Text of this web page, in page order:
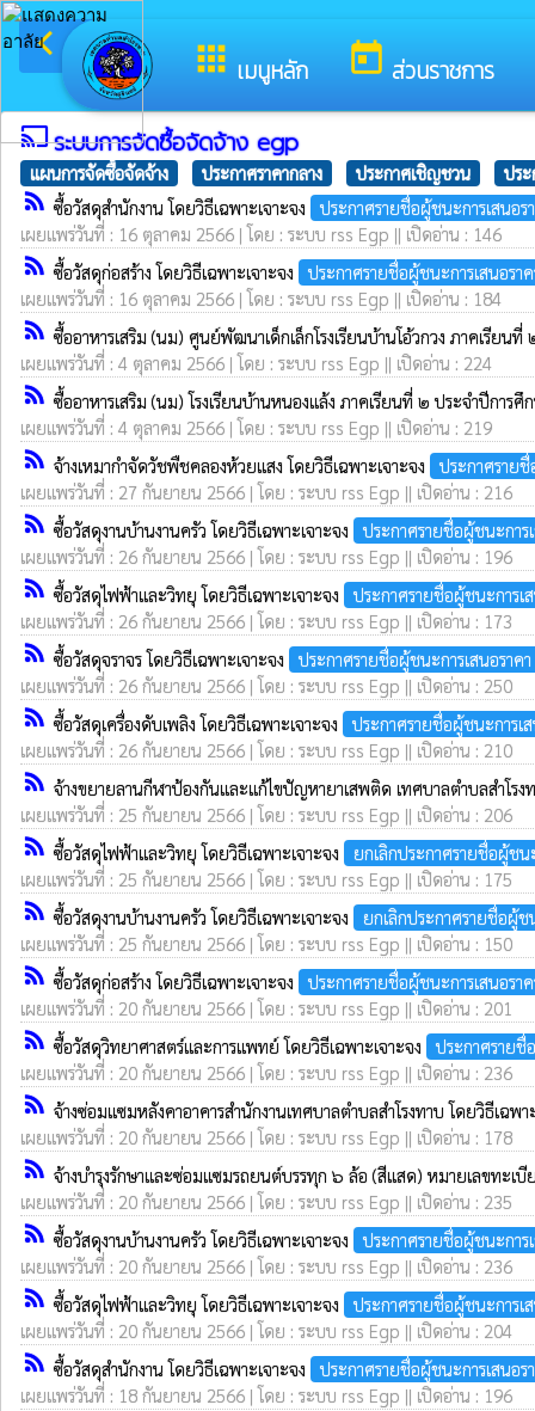
apps เมนูหลัก today ส่วนราชการ
arrow_back_ios กลับเมนูหลัก
castระบบการจัดซื้อจัดจ้าง egp
แผนการจัดซื้อจัดจ้าง ประกาศราคากลาง ประกาศเชิญชวน ประ
rss_feed ซื้อวัสดุสำนักงาน โดยวิธีเฉพาะเจาะจง
ประกาศรายชื่อผู้ชนะการเสนอร
เผยแพร่วันที่ : 16 ตุลาคม 2566 | โดย : ระบบ rss Egp || เปิดอ่าน : 146
rss_feed ซื้อวัสดุก่อสร้าง โดยวิธีเฉพาะเจาะจง
ประกาศรายชื่อผู้ชนะการเสนอรา
เผยแพร่วันที่ : 16 ตุลาคม 2566 | โดย : ระบบ rss Egp || เปิดอ่าน : 184
rss_feed ซื้ออาหารเสริม (นม) ศูนย์พัฒนาเด็กเล็กโรงเรียนบ้านโอ้วกวง ภาคเรี
เผยแพร่วันที่ : 4 ตุลาคม 2566 | โดย : ระบบ rss Egp || เปิดอ่าน : 224
rss_feed ซื้ออาหารเสริม (นม) โรงเรียนบ้านหนองแล้ง ภาคเรียนที่ ๒ ประจำปีก
เผยแพร่วันที่ : 4 ตุลาคม 2566 | โดย : ระบบ rss Egp || เปิดอ่าน : 219
rss_feed จ้างเหมากำจัดวัชพืชคลองห้วยแสง โดยวิธีเฉพาะเจาะจง
ประกาศรายชื่
เผยแพร่วันที่ : 27 กันยายน 2566 | โดย : ระบบ rss Egp || เปิดอ่าน : 216
rss_feed ซื้อวัสดุงานบ้านงานครัว โดยวิธีเฉพาะเจาะจง
ประกาศรายชื่อผู้ชนะการ
เผยแพร่วันที่ : 26 กันยายน 2566 | โดย : ระบบ rss Egp || เปิดอ่าน : 196
rss_feed ซื้อวัสดุไฟฟ้าและวิทยุ โดยวิธีเฉพาะเจาะจง
ประกาศรายชื่อผู้ชนะการเ
เผยแพร่วันที่ : 26 กันยายน 2566 | โดย : ระบบ rss Egp || เปิดอ่าน : 173
rss_feed ซื้อวัสดุจราจร โดยวิธีเฉพาะเจาะจง
ประกาศรายชื่อผู้ชนะการเสนอราคา
เผยแพร่วันที่ : 26 กันยายน 2566 | โดย : ระบบ rss Egp || เปิดอ่าน : 250
rss_feed ซื้อวัสดุเครื่องดับเพลิง โดยวิธีเฉพาะเจาะจง
ประกาศรายชื่อผู้ชนะการเ
เผยแพร่วันที่ : 26 กันยายน 2566 | โดย : ระบบ rss Egp || เปิดอ่าน : 210
rss_feed จ้างขยายลานกีฬาป้องกันและแก้ไขปัญหายาเสพติด เทศบาลตำบลสำโรง
เผยแพร่วันที่ : 25 กันยายน 2566 | โดย : ระบบ rss Egp || เปิดอ่าน : 206
rss_feed ซื้อวัสดุไฟฟ้าและวิทยุ โดยวิธีเฉพาะเจาะจง
ยกเลิกประกาศรายชื่อผู้ชน
เผยแพร่วันที่ : 25 กันยายน 2566 | โดย : ระบบ rss Egp || เปิดอ่าน : 175
rss_feed ซื้อวัสดุงานบ้านงานครัว โดยวิธีเฉพาะเจาะจง
ยกเลิกประกาศรายชื่อผู้ช
เผยแพร่วันที่ : 25 กันยายน 2566 | โดย : ระบบ rss Egp || เปิดอ่าน : 150
rss_feed ซื้อวัสดุก่อสร้าง โดยวิธีเฉพาะเจาะจง
ประกาศรายชื่อผู้ชนะการเสนอรา
เผยแพร่วันที่ : 20 กันยายน 2566 | โดย : ระบบ rss Egp || เปิดอ่าน : 201
rss_feed ซื้อวัสดุวิทยาศาสตร์และการแพทย์ โดยวิธีเฉพาะเจาะจง
ประกาศรายชื่
เผยแพร่วันที่ : 20 กันยายน 2566 | โดย : ระบบ rss Egp || เปิดอ่าน : 236
rss_feed จ้างซ่อมแซมหลังคาอาคารสำนักงานเทศบาลตำบลสำโรงทาบ โดยวิธีเฉพา
เผยแพร่วันที่ : 20 กันยายน 2566 | โดย : ระบบ rss Egp || เปิดอ่าน : 178
rss_feed จ้างบำรุงรักษาและซ่อมแซมรถยนต์บรรทุก ๖ ล้อ (สีแสด) หมายเลขทะเ
เผยแพร่วันที่ : 20 กันยายน 2566 | โดย : ระบบ rss Egp || เปิดอ่าน : 235
rss_feed ซื้อวัสดุงานบ้านงานครัว โดยวิธีเฉพาะเจาะจง
ประกาศรายชื่อผู้ชนะการ
เผยแพร่วันที่ : 20 กันยายน 2566 | โดย : ระบบ rss Egp || เปิดอ่าน : 236
rss_feed ซื้อวัสดุไฟฟ้าและวิทยุ โดยวิธีเฉพาะเจาะจง
ประกาศรายชื่อผู้ชนะการเ
เผยแพร่วันที่ : 20 กันยายน 2566 | โดย : ระบบ rss Egp || เปิดอ่าน : 204
rss_feed ซื้อวัสดุสำนักงาน โดยวิธีเฉพาะเจาะจง
ประกาศรายชื่อผู้ชนะการเสนอร
เผยแพร่วันที่ : 18 กันยายน 2566 | โดย : ระบบ rss Egp || เปิดอ่าน : 196